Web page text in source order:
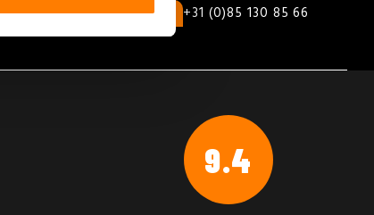
+31 (0)85 130 85 66
9.4